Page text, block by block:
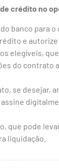
crédito no
banco para
e
elegíveis,
do contrato
se desejar,
que pode
liquidação.